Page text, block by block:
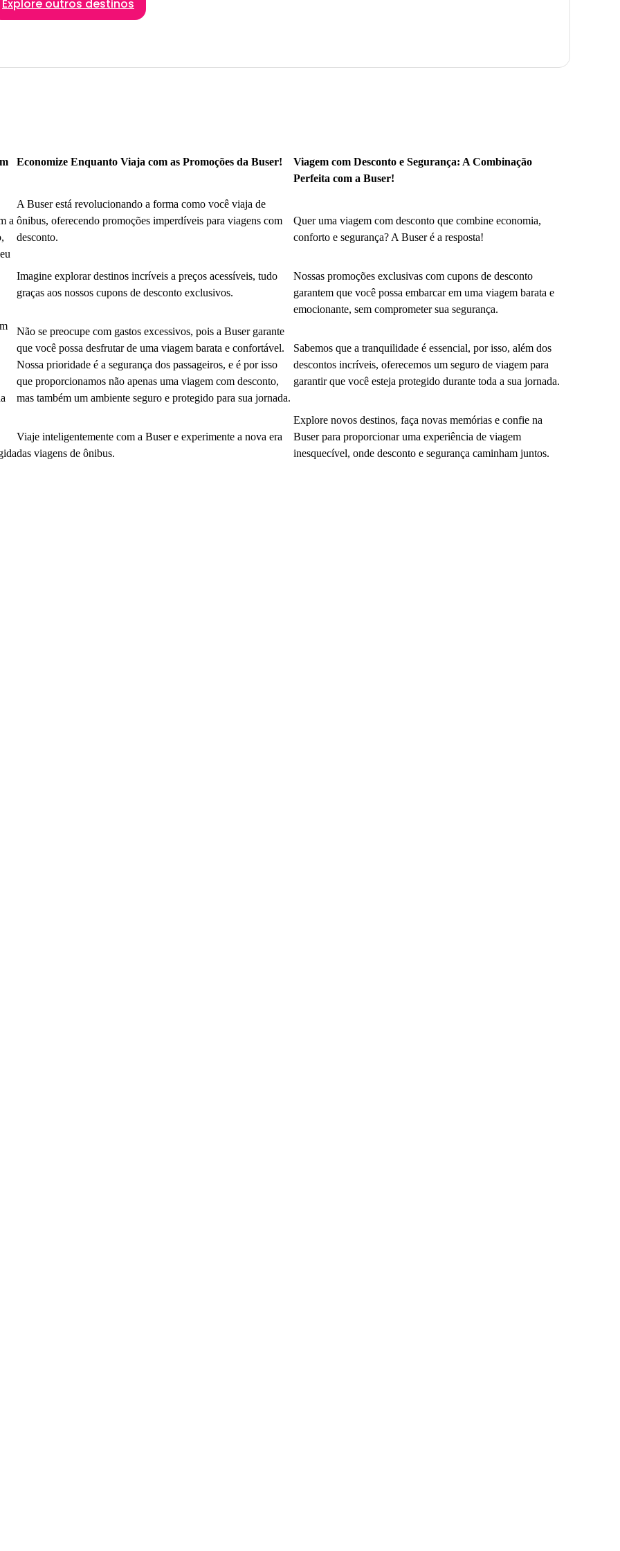
Explore outros destinos
a
Economize Enquanto Viaja com as Promoções da Buser!
A Buser está revolucionando a forma como você viaja de
ônibus, oferecendo promoções imperdíveis para viagens com
desconto.
Imagine explorar destinos incríveis a preços acessíveis, tudo
graças aos nossos cupons de desconto exclusivos.
Não se preocupe com gastos excessivos, pois a Buser garante
que você possa desfrutar de uma viagem barata e confortável.
Nossa prioridade é a segurança dos passageiros, e é por isso
que proporcionamos não apenas uma viagem com desconto,
mas também um ambiente seguro e protegido para sua jornada.
Viaje inteligentemente com a Buser e experimente a nova era
das viagens de ônibus.
Viagem com Desconto e Segurança: A Combinação
Perfeita com a Buser!
Quer uma viagem com desconto que combine economia,
conforto e segurança? A Buser é a resposta!
Nossas promoções exclusivas com cupons de desconto
garantem que você possa embarcar em uma viagem barata e
emocionante, sem comprometer sua segurança.
Sabemos que a tranquilidade é essencial, por isso, além dos
descontos incríveis, oferecemos um seguro de viagem para
garantir que você esteja protegido durante toda a sua jornada.
Explore novos destinos, faça novas memórias e confie na
Buser para proporcionar uma experiência de viagem
inesquecível, onde desconto e segurança caminham juntos.